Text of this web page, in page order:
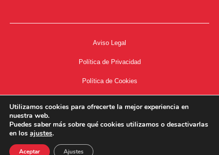
Aviso Legal
Política de Privacidad
Política de Cookies
Utilizamos cookies para ofrecerte la mejor experiencia en
nuestra web.
Puedes saber más sobre qué cookies utilizamos o desactivarlas
en los ajustes.
Aceptar Ajustes